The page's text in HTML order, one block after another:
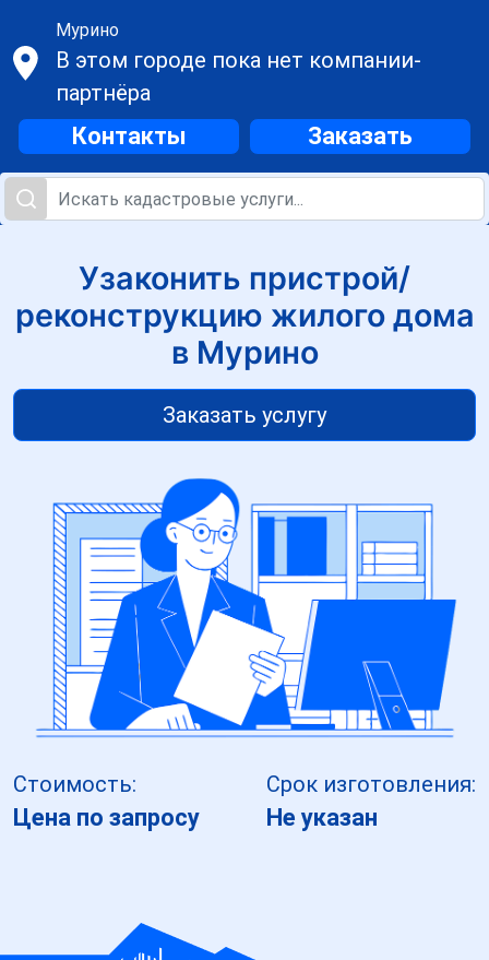
Мурино
В этом городе пока нет компании-
партнёра
Контакты Заказать
Узаконить пристрой/
реконструкцию жилого дома
в Мурино
Заказать услугу
Стоимость:
Цена по запросу
Срок изготовления:
Не указан